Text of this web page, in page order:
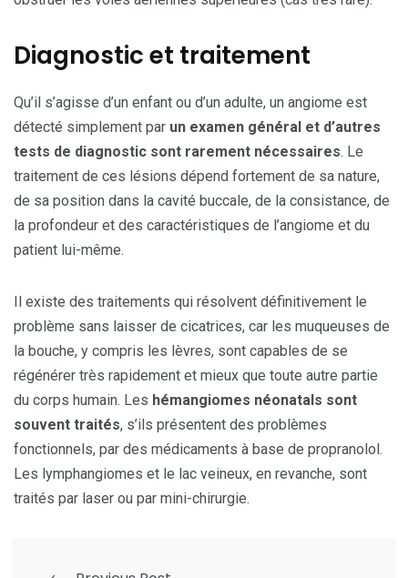
Diagnostic et traitement
Qu’il s’agisse d’un enfant ou d’un adulte, un angiome est
détecté simplement par un examen général et d’autres
tests de diagnostic sont rarement nécessaires. Le
traitement de ces lésions dépend fortement de sa nature,
de sa position dans la cavité buccale, de la consistance, de
la profondeur et des caractéristiques de l’angiome et du
patient lui-même.
Il existe des traitements qui résolvent définitivement le
problème sans laisser de cicatrices, car les muqueuses de
la bouche, y compris les lèvres, sont capables de se
régénérer très rapidement et mieux que toute autre partie
du corps humain. Les hémangiomes néonatals sont
souvent traités, s’ils présentent des problèmes
fonctionnels, par des médicaments à base de propranolol.
Les lymphangiomes et le lac veineux, en revanche, sont
traités par laser ou par mini-chirurgie.